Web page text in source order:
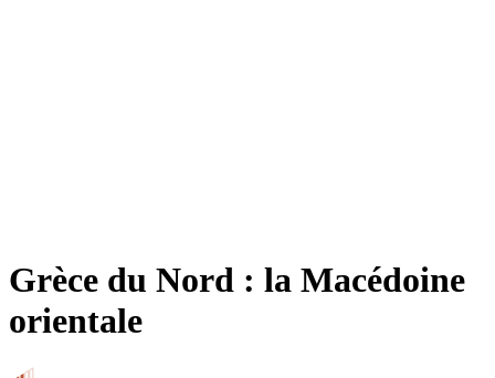
Grèce du Nord : la Macédoine
orientale